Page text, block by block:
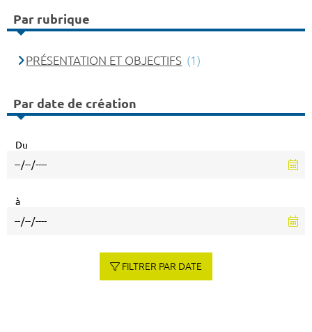
Par rubrique
PRÉSENTATION ET OBJECTIFS (1)
Par date de création
Du
à
FILTRER PAR DATE